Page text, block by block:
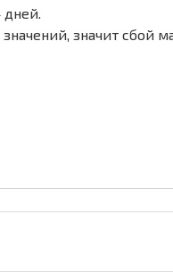
дней.
значит сбой